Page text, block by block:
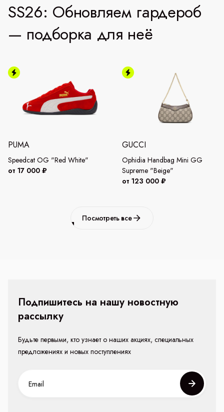
SS26: Обновляем гардероб
— подборка для неё
PUMA
Speedcat OG "Red White"
от 17 000 ₽
GUCCI
Ophidia Handbag Mini GG
Supreme "Beige"
от 123 000 ₽
Посмотреть все
Подпишитесь на нашу новостную
рассылку
Будьте первыми, кто узнает о наших акциях, специальных
предложениях и новых поступлениях